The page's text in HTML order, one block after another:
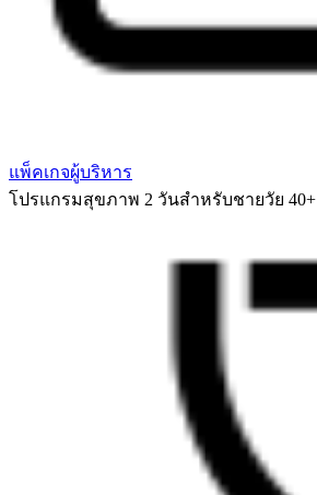
แพ็คเกจผู้บริหาร
โปรแกรมสุขภาพ 2 วันสำหรับชายวัย 40+